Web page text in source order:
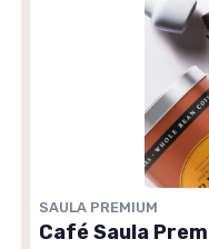
SAULA PREMIUM
Café Saula